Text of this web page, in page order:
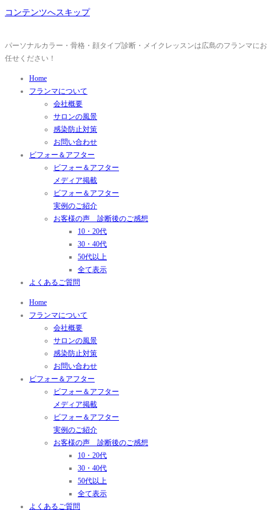
コンテンツへスキップ
パーソナルカラー・骨格・顔タイプ診断・メイクレッスンは広島のフランマにお
任せください！
Home
フランマについて
会社概要
サロンの風景
感染防止対策
お問い合わせ
ビフォー＆アフター
ビフォー＆アフター
メディア掲載
ビフォー＆アフター
実例のご紹介
お客様の声 診断後のご感想
10・20代
30・40代
50代以上
全て表示
よくあるご質問
Home
フランマについて
会社概要
サロンの風景
感染防止対策
お問い合わせ
ビフォー＆アフター
ビフォー＆アフター
メディア掲載
ビフォー＆アフター
実例のご紹介
お客様の声 診断後のご感想
10・20代
30・40代
50代以上
全て表示
よくあるご質問